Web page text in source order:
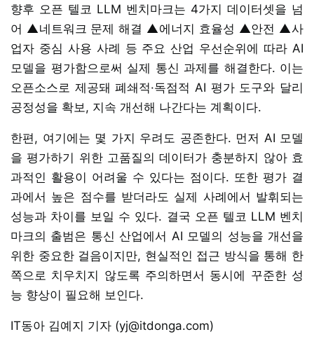
향후 오픈 텔코 LLM 벤치마크는 4가지 데이터셋을 넘
어 ▲네트워크 문제 해결 ▲에너지 효율성 ▲안전 ▲사
업자 중심 사용 사례 등 주요 산업 우선순위에 따라 AI
모델을 평가함으로써 실제 통신 과제를 해결한다. 이는
오픈소스로 제공돼 폐쇄적·독점적 AI 평가 도구와 달리
공정성을 확보, 지속 개선해 나간다는 계획이다.
한편, 여기에는 몇 가지 우려도 공존한다. 먼저 AI 모델
을 평가하기 위한 고품질의 데이터가 충분하지 않아 효
과적인 활용이 어려울 수 있다는 점이다. 또한 평가 결
과에서 높은 점수를 받더라도 실제 사례에서 발휘되는
성능과 차이를 보일 수 있다. 결국 오픈 텔코 LLM 벤치
마크의 출범은 통신 산업에서 AI 모델의 성능을 개선을
위한 중요한 걸음이지만, 현실적인 접근 방식을 통해 한
쪽으로 치우치지 않도록 주의하면서 동시에 꾸준한 성
능 향상이 필요해 보인다.
IT동아 김예지 기자 (yj@itdonga.com)